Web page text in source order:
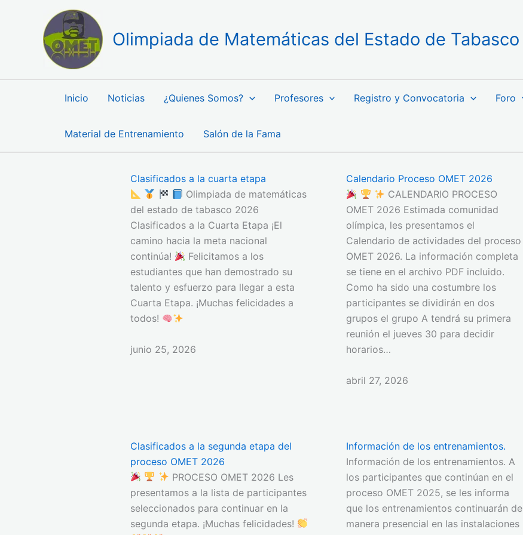
contenido
Olimpiada de Matemáticas del Estado de Tabasco
Inicio Noticias ¿Quienes Somos? Profesores Registro y Convocatoria Foro
Material de Entrenamiento Salón de la Fama
Clasificados a la cuarta etapa
Olimpiada de matemáticas
del estado de tabasco 2026
Clasificados a la Cuarta Etapa ¡El
camino hacia la meta nacional
continúa!
Felicitamos a los
estudiantes que han demostrado su
talento y esfuerzo para llegar a esta
Cuarta Etapa. ¡Muchas felicidades a
todos!
junio 25, 2026
Calendario Proceso OMET 2026
CALENDARIO PROCESO
OMET 2026 Estimada comunidad
olímpica, les presentamos el
Calendario de actividades del proceso
OMET 2026. La información completa
se tiene en el archivo PDF incluido.
Como ha sido una costumbre los
participantes se dividirán en dos
grupos el grupo A tendrá su primera
reunión el jueves 30 para decidir
horarios…
abril 27, 2026
Clasificados a la segunda etapa del
proceso OMET 2026
PROCESO OMET 2026 Les
presentamos a la lista de participantes
seleccionados para continuar en la
segunda etapa. ¡Muchas felicidades!
Información de los entrenamientos.
Información de los entrenamientos. A
los participantes que continúan en el
proceso OMET 2025, se les informa
que los entrenamientos continuarán de
manera presencial en las instalaciones